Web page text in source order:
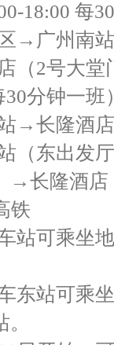
18:00 每
→广州南站
（2号大
分钟一班）
→长隆酒店
（东出发
→长隆酒店
铁
站可乘坐
东站可乘